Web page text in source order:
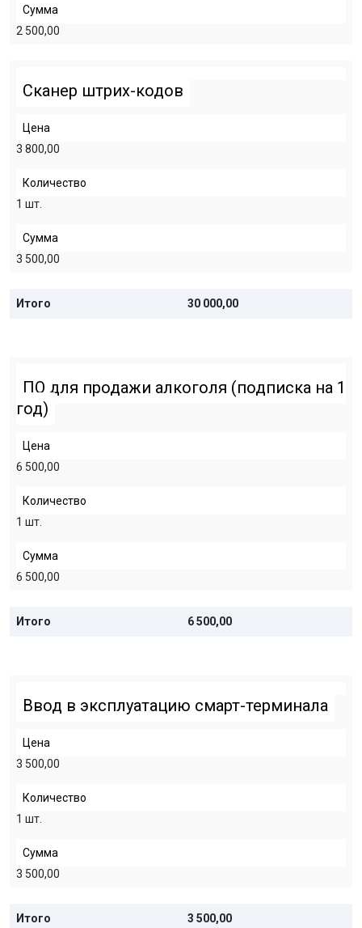
Сумма
2 500,00
Сканер штрих-кодов
Цена
3 800,00
Количество
1 шт.
Сумма
3 500,00
Итого 30 000,00
ПО для продажи алкоголя (подписка на 1
год)
Цена
6 500,00
Количество
1 шт.
Сумма
6 500,00
Итого 6 500,00
Ввод в эксплуатацию смарт-терминала
Цена
3 500,00
Количество
1 шт.
Сумма
3 500,00
Итого 3 500,00